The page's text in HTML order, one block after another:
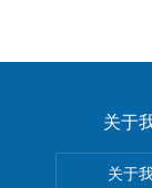
关于
关于